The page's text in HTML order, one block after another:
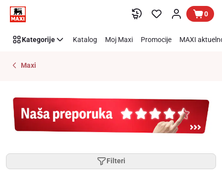
Preskoči link 0
Kategorije Katalog Moj Maxi Promocije MAXI
Maxi
Filteri